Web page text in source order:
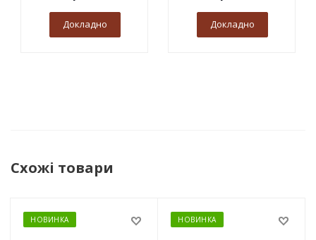
Докладно Докладно
Схожі товари
НОВИНКА НОВИНКА